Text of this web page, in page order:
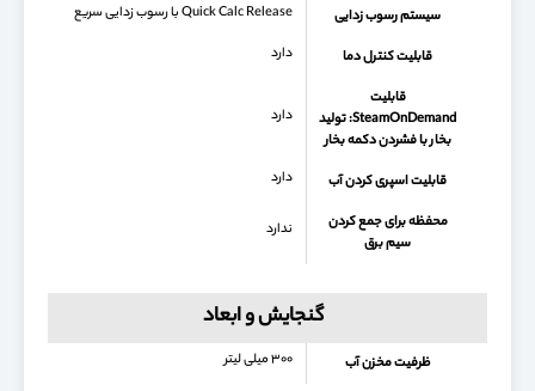
سیستم رسوب زدایی
Quick Calc Release با رسوب زدایی سریع
قابلیت کنترل دما دارد
قابلیت
SteamOnDemand: تولید
بخار با فشردن دکمه بخار
دارد
قابلیت اسپری کردن آب دارد
محفظه برای جمع كردن
سیم برق
ندارد
گنجایش و ابعاد
ظرفیت مخزن آب ۳۰۰ میلی لیتر